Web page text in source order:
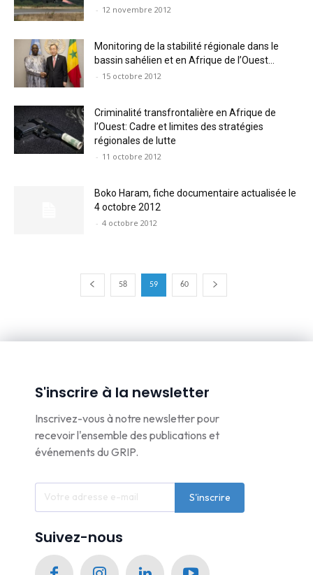
- 12 novembre 2012
Monitoring de la stabilité régionale dans le
bassin sahélien et en Afrique de l’Ouest...
- 15 octobre 2012
Criminalité transfrontalière en Afrique de
l’Ouest: Cadre et limites des stratégies
régionales de lutte
- 11 octobre 2012
Boko Haram, fiche documentaire actualisée le
4 octobre 2012
- 4 octobre 2012
58 59 60
S'inscrire à la newsletter
Inscrivez-vous à notre newsletter pour
recevoir l'ensemble des publications et
événements du GRIP.
S'inscrire
Suivez-nous